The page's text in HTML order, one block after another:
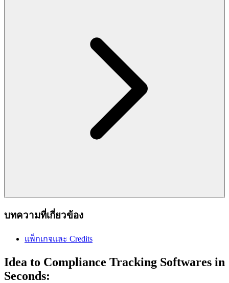
บทความที่เกี่ยวข้อง
แพ็กเกจและ Credits
Idea to Compliance Tracking Softwares in
Seconds: